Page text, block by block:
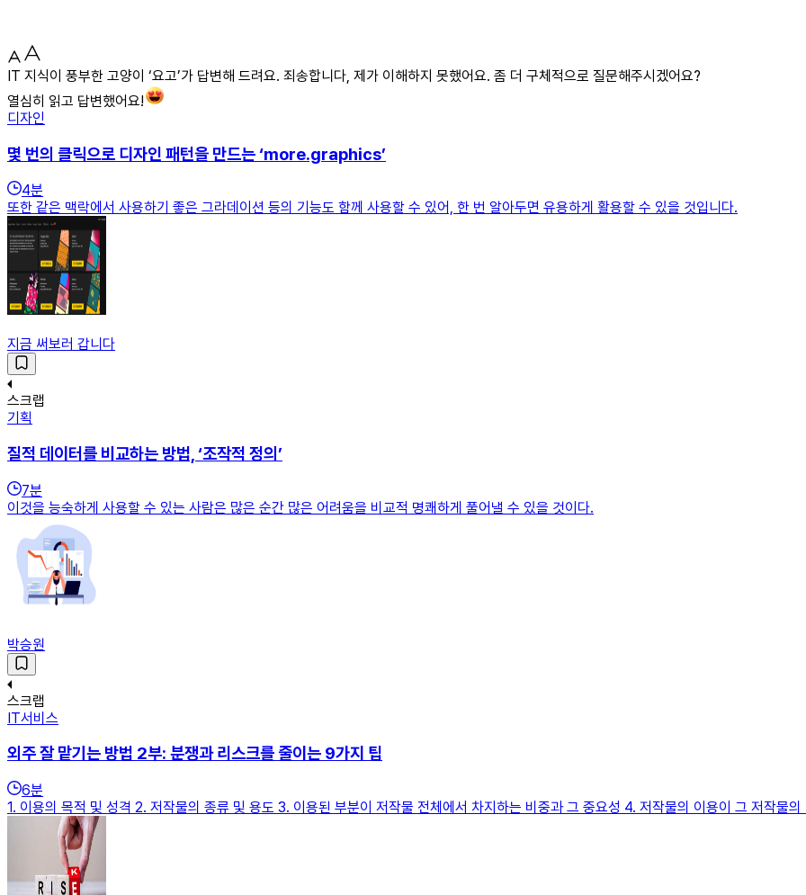
IT 지식이 풍부한 고양이 ‘요고’가 답변해 드려요. 죄송합니다, 제가 이해하지 못했어요. 좀 더 구체적으로 질문해주시겠어요?
열심히 읽고 답변했어요!
디자인
몇 번의 클릭으로 디자인 패턴을 만드는 ‘more.graphics’
4분
또한 같은 맥락에서 사용하기 좋은 그라데이션 등의 기능도 함께 사용할 수 있어, 한 번 알아두면 유용하게 활용할 수 있을 것입니다.
지금 써보러 갑니다
스크랩
기획
질적 데이터를 비교하는 방법, ‘조작적 정의’
7분
이것을 능숙하게 사용할 수 있는 사람은 많은 순간 많은 어려움을 비교적 명쾌하게 풀어낼 수 있을 것이다.
박승원
스크랩
IT서비스
외주 잘 맡기는 방법 2부: 분쟁과 리스크를 줄이는 9가지 팁
6분
1. 이용의 목적 및 성격 2. 저작물의 종류 및 용도 3. 이용된 부분이 저작물 전체에서 차지하는 비중과 그 중요성 4. 저작물의 이용이 그 저작물